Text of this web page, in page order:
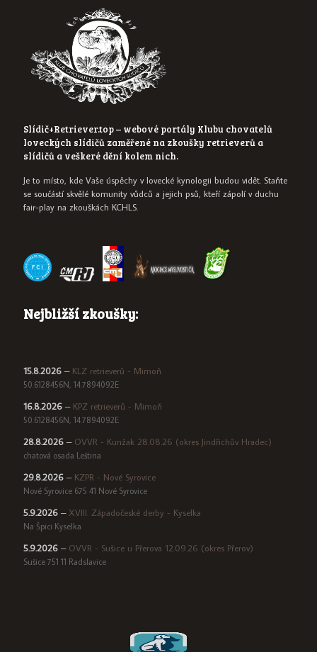
Slídič+Retriever.top – webové portály Klubu chovatelů
loveckých slídičů zaměřené na zkoušky retrieverů a
slídičů a veškeré dění kolem nich.
Je to místo, kde Vaše úspěchy v lovecké kynologii budou vidět. Staňte
se součástí skvělé komunity vůdců a jejich psů, kteří zápolí v duchu
fair-play na zkouškách KCHLS.
Nejbližší zkoušky:
15.8.2026 – KLZ retrieverů - Mimoň
50.6128456N, 14.7894092E
16.8.2026 – KPZ retrieverů - Mimoň
50.6128456N, 14.7894092E
28.8.2026 – OVVR - Kunžak 28.08.26 (okres Jindřichův Hradec)
chatová osada Leština
29.8.2026 – KZPR - Nové Syrovice
Nové Syrovice 675 41 Nové Syrovice
5.9.2026 – XVIII. Západočeské derby - Kyselka
Na Špici Kyselka
5.9.2026 – OVVR - Sušice u Přerova 12.09.26 (okres Přerov)
Sušice 751 11 Radslavice